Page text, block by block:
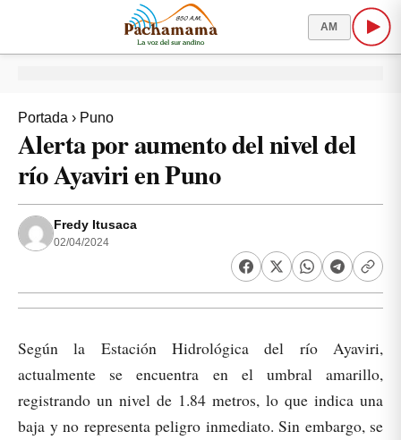
AM
Portada › Puno
Alerta por aumento del nivel del
río Ayaviri en Puno
Fredy Itusaca
02/04/2024
Según la Estación Hidrológica del río Ayaviri,
actualmente se encuentra en el umbral amarillo,
registrando un nivel de 1.84 metros, lo que indica una
baja y no representa peligro inmediato. Sin embargo, se